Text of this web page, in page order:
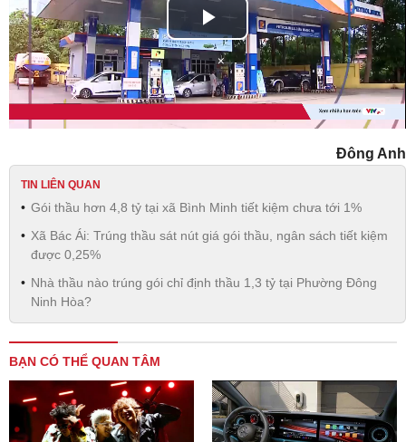
Play
Video
Đông Anh
TIN LIÊN QUAN
Gói thầu hơn 4,8 tỷ tại xã Bình Minh tiết kiệm chưa tới 1%
Xã Bác Ái: Trúng thầu sát nút giá gói thầu, ngân sách tiết kiệm
được 0,25%
Nhà thầu nào trúng gói chỉ định thầu 1,3 tỷ tại Phường Đông
Ninh Hòa?
BẠN CÓ THỂ QUAN TÂM